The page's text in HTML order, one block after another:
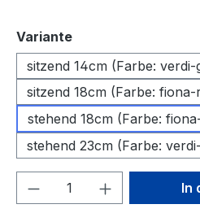
Varianteauswählen
sitzend 14cm (Farbe: verdi-
sitzend 18cm (Farbe: fiona-
stehend 18cm (Farbe:
stehend 23cm (Farbe:
Produkt Anzahl: In